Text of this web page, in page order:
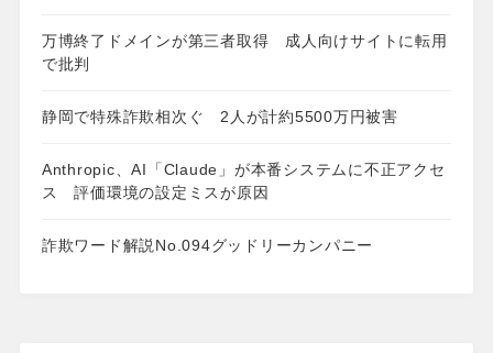
万博終了ドメインが第三者取得 成人向けサイトに転用
で批判
静岡で特殊詐欺相次ぐ 2人が計約5500万円被害
Anthropic、AI「Claude」が本番システムに不正アクセ
ス 評価環境の設定ミスが原因
詐欺ワード解説No.094グッドリーカンパニー